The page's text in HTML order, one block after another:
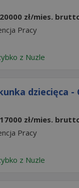
zł/mies.
Pracy
z Nuzle
dziecięca -
zł/mies.
Pracy
z Nuzle